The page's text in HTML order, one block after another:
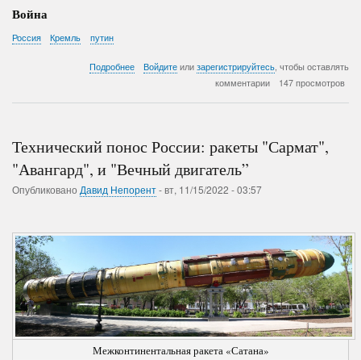
Война
Россия Кремль путин
Подробнее
ПВ
Войдите или зарегистрируйтесь , чтобы оставлять
комментарии
147 просмотров
Технический понос России: ракеты "Сармат",
"Авангард", и "Вечный двигатель”
Опубликовано Давид Непорент-вт, 11/15/2022 - 03:57
Межконтинентальная ракета «Сатана»